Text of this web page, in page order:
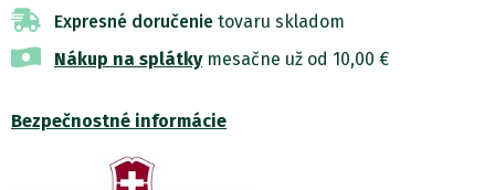
Expresné doručenie tovaru skladom
Nákup na splátkymesačne už od 10,00 €
Bezpečnostné informácie